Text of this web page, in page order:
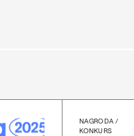
NAGRODA /
KONKURS